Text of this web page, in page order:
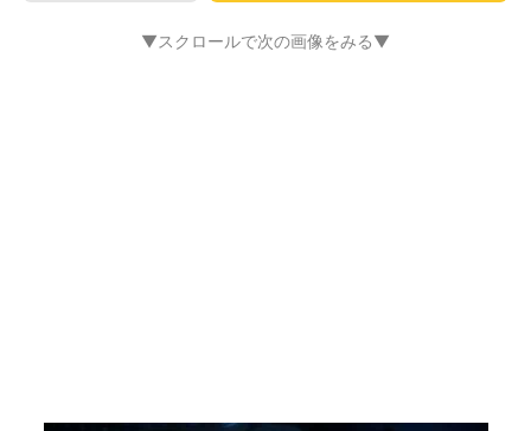
▼スクロールで次の画像をみる▼